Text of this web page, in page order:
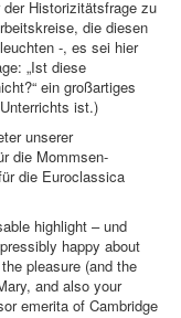
Historizitätsfrage zu
die diesen
-, es sei hier
„Ist diese
ein großartiges
ist.)
unserer
die Mommsen-
die Euroclassica
highlight – und
happy about
pleasure (and the
and also your
emerita of Cambridge